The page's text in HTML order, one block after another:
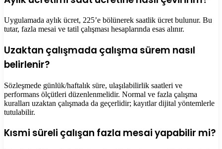
Uygulamada aylık ücret, 225’e bölünerek saatlik ücret bulunur. Bu
tutar, fazla mesai ve tatil çalışması hesaplarında esas alınır.
Uzaktan çalışmada çalışma sürem nasıl
belirlenir?
Sözleşmede günlük/haftalık süre, ulaşılabilirlik saatleri ve
performans ölçütleri düzenlenmelidir. Normal ve fazla çalışma
kuralları uzaktan çalışmada da geçerlidir; kayıtlar dijital yöntemlerle
tutulabilir.
Kısmi süreli çalışan fazla mesai yapabilir mi?